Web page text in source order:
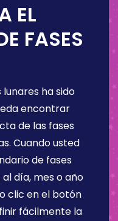
EL
FASES
ha sido
encontrar
de las fases
Cuando usted
de fases
día, mes o año
clic en el botón
fácilmente la